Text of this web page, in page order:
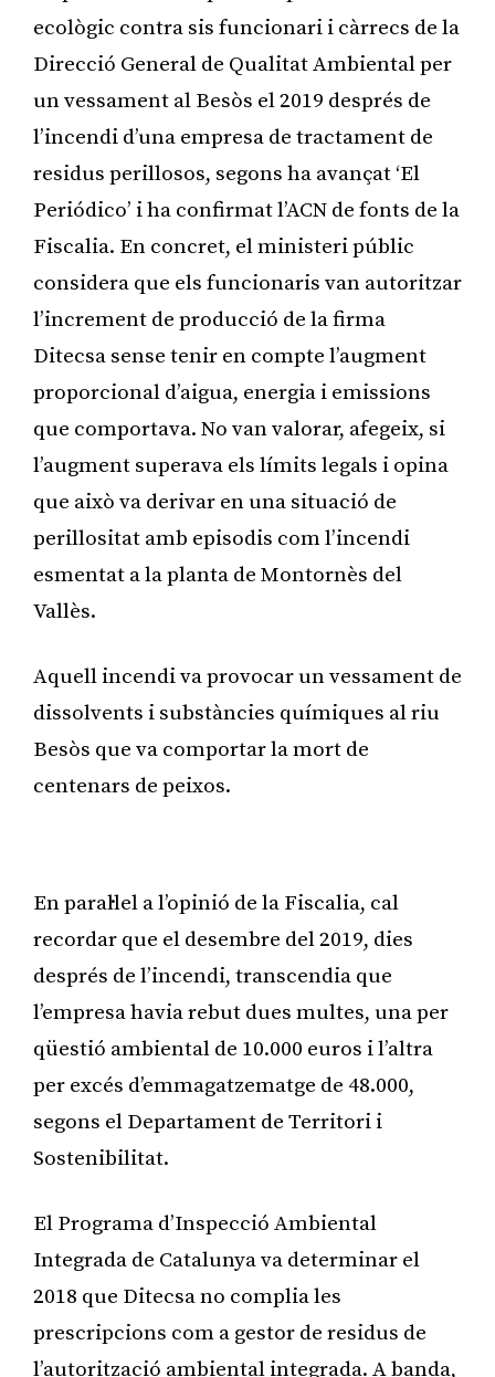
ecològic contra sis funcionari i càrrecs de la
Direcció General de Qualitat Ambiental per
un vessament al Besòs el 2019 després de
l’incendi d’una empresa de tractament de
residus perillosos, segons ha avançat ‘El
Periódico’ i ha confirmat l’ACN de fonts de la
Fiscalia. En concret, el ministeri públic
considera que els funcionaris van autoritzar
l’increment de producció de la firma
Ditecsa sense tenir en compte l’augment
proporcional d’aigua, energia i emissions
que comportava. No van valorar, afegeix, si
l’augment superava els límits legals i opina
que això va derivar en una situació de
perillositat amb episodis com l’incendi
esmentat a la planta de Montornès del
Vallès.
Aquell incendi va provocar un vessament de
dissolvents i substàncies químiques al riu
Besòs que va comportar la mort de
centenars de peixos.
En paral·lel a l’opinió de la Fiscalia, cal
recordar que el desembre del 2019, dies
després de l’incendi, transcendia que
l’empresa havia rebut dues multes, una per
qüestió ambiental de 10.000 euros i l’altra
per excés d’emmagatzematge de 48.000,
segons el Departament de Territori i
Sostenibilitat.
El Programa d’Inspecció Ambiental
Integrada de Catalunya va determinar el
2018 que Ditecsa no complia les
prescripcions com a gestor de residus de
l’autorització ambiental integrada. A banda,